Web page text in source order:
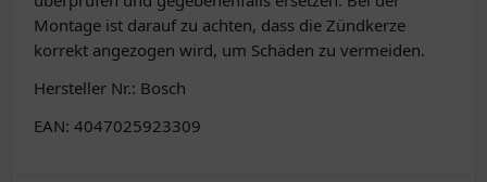
Montage ist darauf zu achten, dass die Zündkerze
korrekt angezogen wird, um Schäden zu vermeiden.
Hersteller Nr.: Bosch
EAN: 4047025923309